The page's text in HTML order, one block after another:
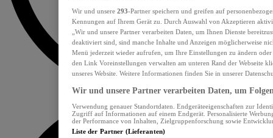
Wir und unsere 293-Partner speichern und greifen auf
Kennungen auf Ihrem Gerät zu. Durch Auswahl von Akzeptieren
„Wir und unsere Partner verarbeiten Daten, um Ihnen Dienste
deaktiviert sind, sind manche Inhalte und Anzeigen möglicherweise
Menü jederzeit wieder aufrufen, um Ihre Einstellungen zu ändern
den Link Voreinstellungen verwalten am unteren Rand der Webseite
unseres Website. Weitere Informationen finden Sie in unserer
Wir und unsere Partner verarbeiten Daten, um
Verwendung genauer Standortdaten. Endgeräteeigenschaften zur
Zugriff auf Informationen auf einem Endgerät. Personalisierte
der Performance von Inhalten, Zielgruppenforschung sowie
Liste der Partner (Lieferanten)